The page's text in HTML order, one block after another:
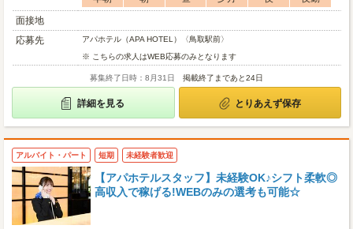
面接地
応募先
アパホテル（APA HOTEL）〈鳥取駅前〉
※ こちらの求人はWEB応募のみとなります
募集終了日時：8月31日 掲載終了まであと24日
詳細を見る とりあえず保存
アルバイト・パート 短期 未経験者歓迎
【アパホテルスタッフ】未経験OK♪シフト柔軟◎
高収入で稼げる!WEBのみの選考も可能☆